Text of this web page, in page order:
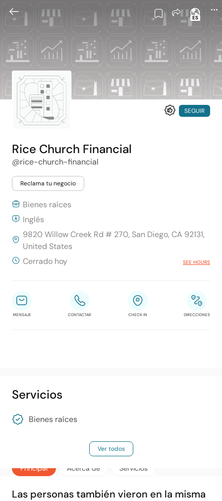
ES
SEGUIR
Rice Church Financial
@rice-church-financial
Reclama tu negocio
Bienes raíces
Inglés
9820 Willow Creek Rd # 270, San Diego, CA 92131,
United States
Cerrado hoy
SEE HOURS
MENSAJE CONTACTAR CHECK IN DIRECCIONES
Principal Acerca de Servicios
Servicios
Bienes raíces
Ver todos
Las personas también vieron en la misma